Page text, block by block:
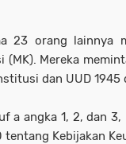
23 orang lainnya
(MK). Mereka
dan UUD 1945
a angka 1, 2, dan 3,
Kebijakan